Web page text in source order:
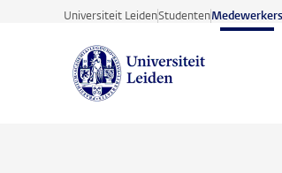
Ga direct naar de inhoud
Universiteit LeidenStudentenMedewerkers